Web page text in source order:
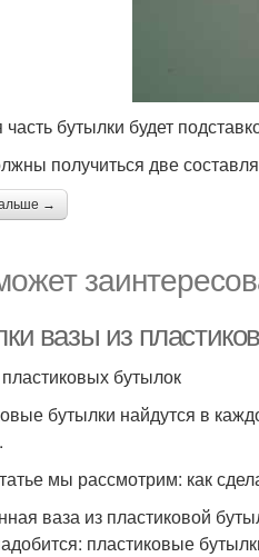
бутылки будет
получиться две
→
вазы из
бутылок
бутылки найдутся в
мы рассмотрим: как
ваза из пластиковой
пластиковые